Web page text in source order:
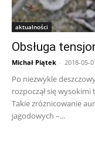
aktualności
Obsługa
Michał Piątek - 2018-05-
Po niezwykle
rozpoczął się
Takie zróżnicowanie
jagodowych –...